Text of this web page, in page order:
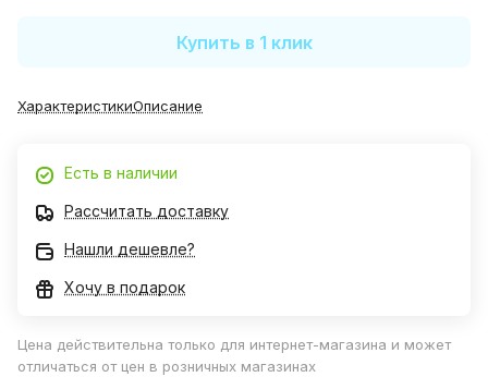
Купить в 1 клик
ХарактеристикиОписание
Есть в наличии
Рассчитать доставку
Нашли дешевле?
Хочу в подарок
Цена действительна только для интернет-магазина и может
отличаться от цен в розничных магазинах